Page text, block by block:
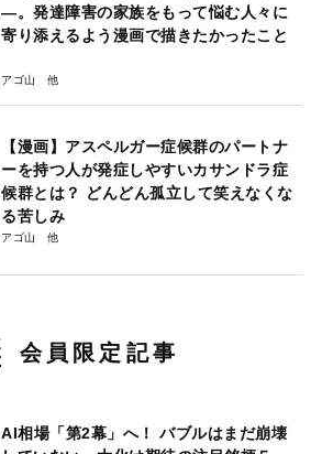
―。発達障害の家族をもって悩む人々に
寄り添えるよう漫画で描きたかったこと
アゴ山
【漫画】アスペルガー症候群のパートナ
ーを持つ人が発症しやすいカサンドラ症
候群とは？ どんどん孤立して笑えなくな
る苦しみ
アゴ山
会員限定記事
AI相場「第2幕」へ！ バブルはまだ崩壊